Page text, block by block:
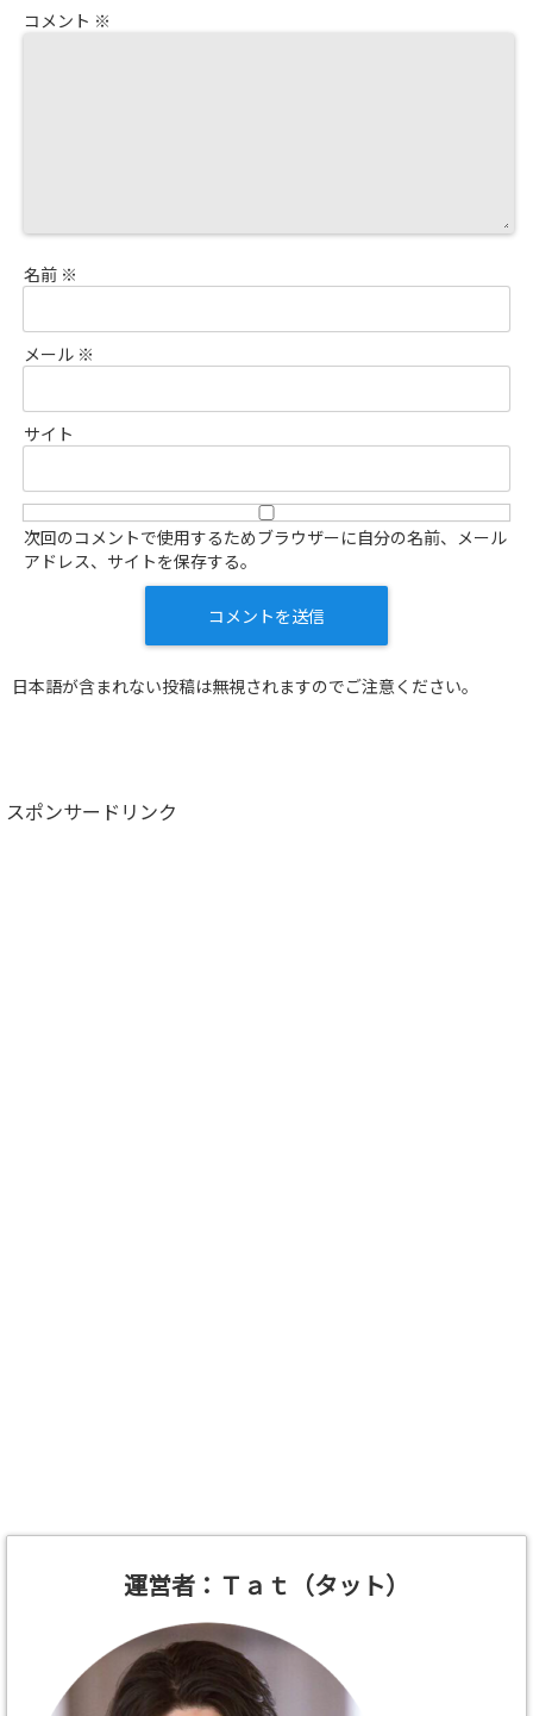
コメント ※
名前 ※
メール ※
サイト
次回のコメントで使用するためブラウザーに自分の名前、メール
アドレス、サイトを保存する。
日本語が含まれない投稿は無視されますのでご注意ください。
スポンサードリンク
運営者：Ｔａｔ（タット）